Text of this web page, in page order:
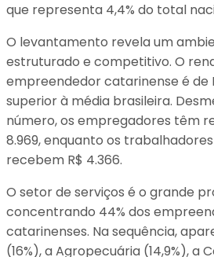
que representa 4,4% do total
O levantamento revela um
estruturado e competitivo. O
empreendedor catarinense é de
superior à média brasileira.
número, os empregadores têm
8.969, enquanto os
recebem R$ 4.366.
O setor de serviços é o grande
concentrando 44% dos
catarinenses. Na sequência,
(16%), a Agropecuária (14,9%), a